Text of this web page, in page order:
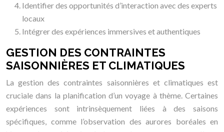
Identifier des opportunités d’interaction avec des experts
locaux
Intégrer des expériences immersives et authentiques
GESTION DES CONTRAINTES
SAISONNIÈRES ET CLIMATIQUES
La gestion des contraintes saisonnières et climatiques est
cruciale dans la planification d’un voyage à thème. Certaines
expériences sont intrinsèquement liées à des saisons
spécifiques, comme l’observation des aurores boréales en